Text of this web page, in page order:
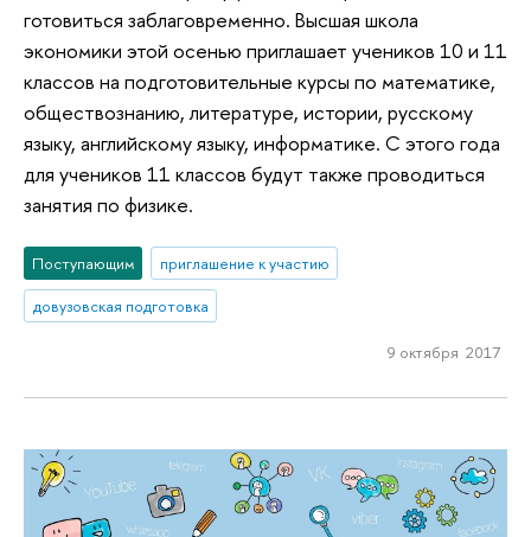
готовиться заблаговременно. Высшая школа
экономики этой осенью приглашает учеников 10 и 11
классов на подготовительные курсы по математике,
обществознанию, литературе, истории, русскому
языку, английскому языку, информатике. С этого года
для учеников 11 классов будут также проводиться
занятия по физике.
Поступающим
приглашение к участию
довузовская подготовка
9 октября 2017